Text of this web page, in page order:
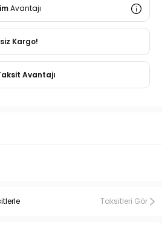
Avantajı
Kargo!
Avantajı
Taksitleri Gör